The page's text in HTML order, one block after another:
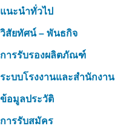
แนะนำทั่วไป
วิสัยทัศน์ – พันธกิจ
การรับรองผลิตภัณฑ์
ระบบโรงงานและสำนักงาน
ข้อมูลประวัติ
การรับสมัคร